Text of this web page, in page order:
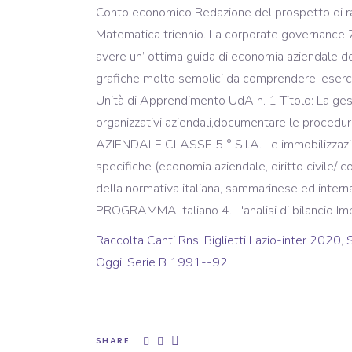
Conto economico Redazione del prospetto di
Matematica triennio. La corporate governance
avere un’ ottima guida di economia aziendale
grafiche molto semplici da comprendere,
Unità di Apprendimento UdA n. 1 Titolo: La
organizzativi aziendali,documentare le
AZIENDALE CLASSE 5 ° S.I.A. Le
specifiche (economia aziendale, diritto civile/
della normativa italiana, sammarinese ed
PROGRAMMA Italiano 4. L'analisi di bilancio
Raccolta Canti Rns, Biglietti Lazio-inter 2020,
Oggi, Serie B 1991--92,
SHARE